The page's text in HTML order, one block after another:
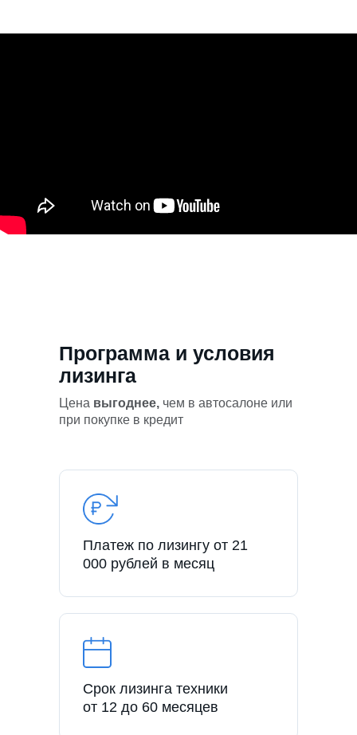
Программа и условия
лизинга
Цена выгоднее, чем в автосалоне или
при покупке в кредит
Платеж по лизингу от 21
000 рублей в месяц
Срок лизинга техники
от 12 до 60 месяцев